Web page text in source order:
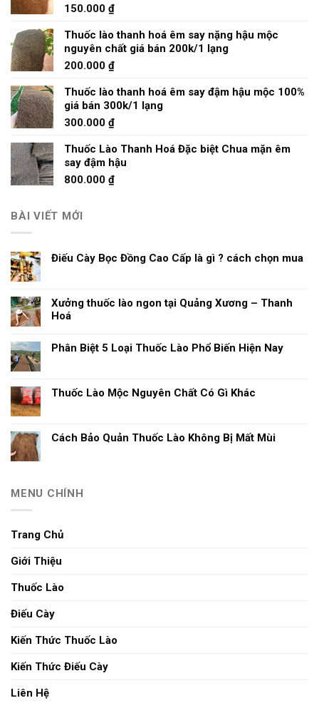
150.000 ₫
Thuốc lào thanh hoá êm say nặng hậu mộc
nguyên chất giá bán 200k/1 lạng
200.000 ₫
Thuốc lào thanh hoá êm say đậm hậu mộc 100%
giá bán 300k/1 lạng
300.000 ₫
Thuốc Lào Thanh Hoá Đặc biệt Chua mặn êm
say đậm hậu
800.000 ₫
BÀI VIẾT MỚI
Điếu Cày Bọc Đồng Cao Cấp là gì ? cách chọn mua
Xưởng thuốc lào ngon tại Quảng Xương – Thanh
Hoá
Phân Biệt 5 Loại Thuốc Lào Phổ Biến Hiện Nay
Thuốc Lào Mộc Nguyên Chất Có Gì Khác
Cách Bảo Quản Thuốc Lào Không Bị Mất Mùi
MENU CHÍNH
Trang Chủ
Giới Thiệu
Thuốc Lào
Điếu Cày
Kiến Thức Thuốc Lào
Kiến Thức Điếu Cày
Liên Hệ